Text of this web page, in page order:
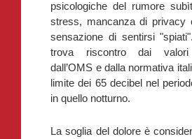
psicologiche del rumore
stress, mancanza di privacy
sensazione di sentirsi
trova riscontro dai valori
dall’OMS e dalla normativa
limite dei 65 decibel nel
in quello notturno.
La soglia del dolore è